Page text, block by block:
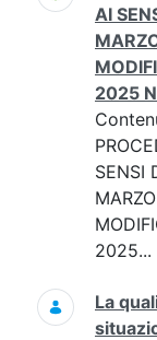
AI
2025
SENSI
2025...
La